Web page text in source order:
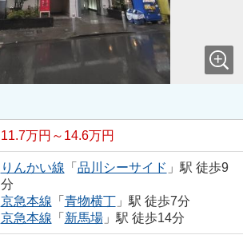
11.7万円～14.6万円
りんかい線 「 品川シーサイド 」駅 徒歩9
分
京急本線 「 青物横丁」駅 徒歩7分
京急本線 「 新馬場」駅 徒歩14分